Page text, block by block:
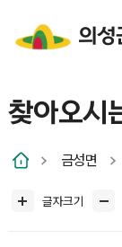
의성
찾아오시
금성면
글자크기